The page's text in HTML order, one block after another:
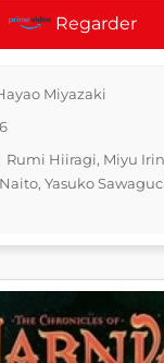
Regarder
Miyazaki
Rumi Hiiragi, Miyu
Yasuko